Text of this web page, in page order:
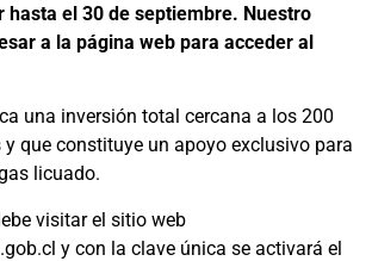
hasta el 30 de septiembre. Nuestro
a la página web para acceder al
una inversión total cercana a los 200
que constituye un apoyo exclusivo para
licuado.
visitar el sitio web
y con la clave única se activará el